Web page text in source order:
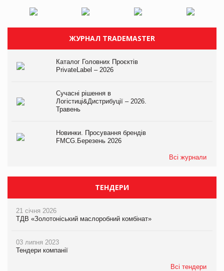
ЖУРНАЛ TRADEMASTER
Каталог Головних Проєктів
PrivateLabel – 2026
Сучасні рішення в
Логістиці&Дистрибуції – 2026.
Травень
Новинки. Просування брендів
FMCG.Березень 2026
Всі журнали
ТЕНДЕРИ
21 січня 2026
ТДВ «Золотоніський маслоробний комбінат»
03 липня 2023
Тендери компанії
Всі тендери